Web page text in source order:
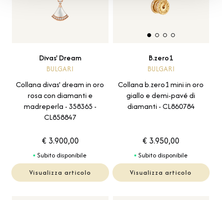
Divas' Dream
BULGARI
Collana divas' dream in oro
rosa con diamanti e
madreperla - 358365 -
CL858847
€ 3.900,00
Subito disponibile
Visualizza articolo
B.zero1
BULGARI
Collana b.zero1 mini in oro
giallo e demi-pavé di
diamanti - CL860784
€ 3.950,00
Subito disponibile
Visualizza articolo